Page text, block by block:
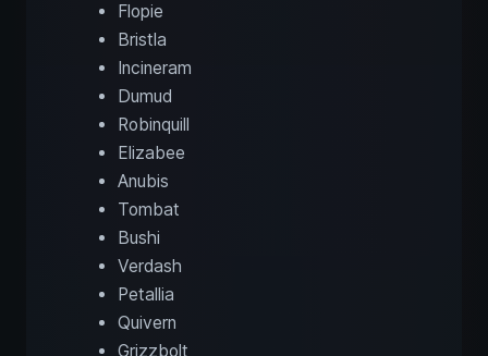
Flopie
Bristla
Incineram
Dumud
Robinquill
Elizabee
Anubis
Tombat
Bushi
Verdash
Petallia
Quivern
Grizzbolt